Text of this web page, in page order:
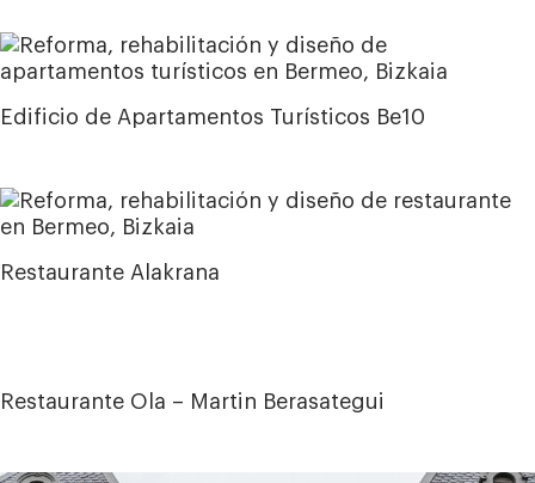
Edificio de Apartamentos Turísticos Be10
Restaurante Alakrana
Restaurante Ola – Martin Berasategui